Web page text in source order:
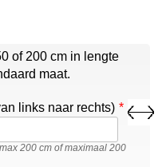
of 200 cm in lengte
maat.
links naar rechts)
200 cm of maximaal 200